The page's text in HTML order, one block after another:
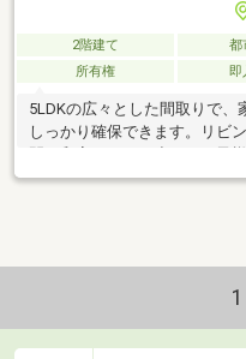
2階建て 都
所有権
即
5LDKの広々とした間取りで
しっかり確保できます。リビ
間。和室もあり、小さなお子
しても活躍します♪